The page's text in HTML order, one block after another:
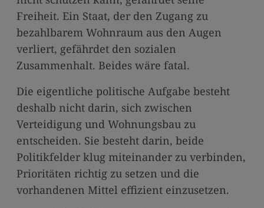
Freiheit. Ein Staat, der den Zugang zu
bezahlbarem Wohnraum aus den Augen
verliert, gefährdet den sozialen
Zusammenhalt. Beides wäre fatal.
Die eigentliche politische Aufgabe besteht
deshalb nicht darin, sich zwischen
Verteidigung und Wohnungsbau zu
entscheiden. Sie besteht darin, beide
Politikfelder klug miteinander zu verbinden,
Prioritäten richtig zu setzen und die
vorhandenen Mittel effizient einzusetzen.